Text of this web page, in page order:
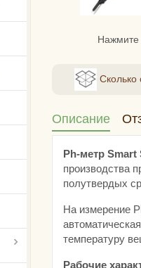
Нажмите
Сколько
Описание
Ph-метр Smart
производства
полутвердых
На измерение
температуру
Рабочие